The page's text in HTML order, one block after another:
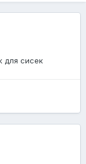
для сисек